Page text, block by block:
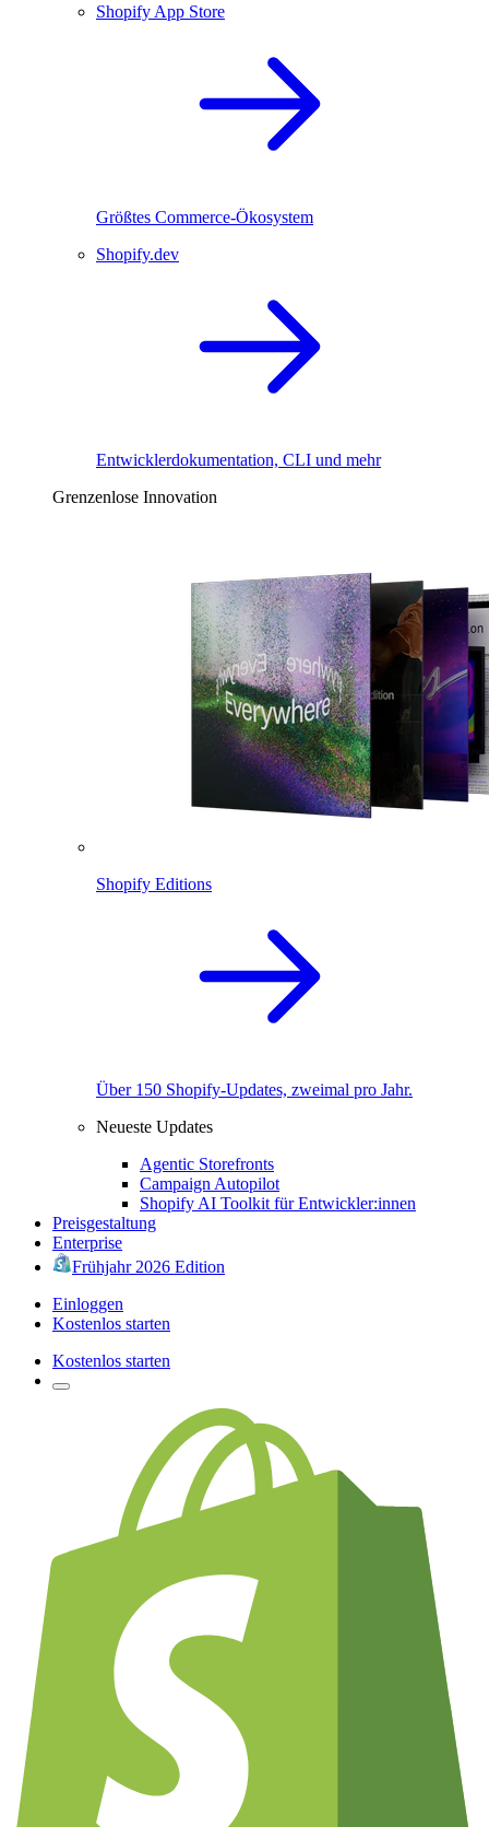
Shopify App Store
Größtes Commerce-Ökosystem
Shopify.dev
Entwicklerdokumentation, CLI und mehr
Grenzenlose Innovation
Shopify Editions
Über 150 Shopify-Updates, zweimal pro Jahr.
Neueste Updates
Agentic Storefronts
Campaign Autopilot
Shopify AI Toolkit für Entwickler:innen
Preisgestaltung
Enterprise
Frühjahr 2026 Edition
Einloggen
Kostenlos starten
Kostenlos starten